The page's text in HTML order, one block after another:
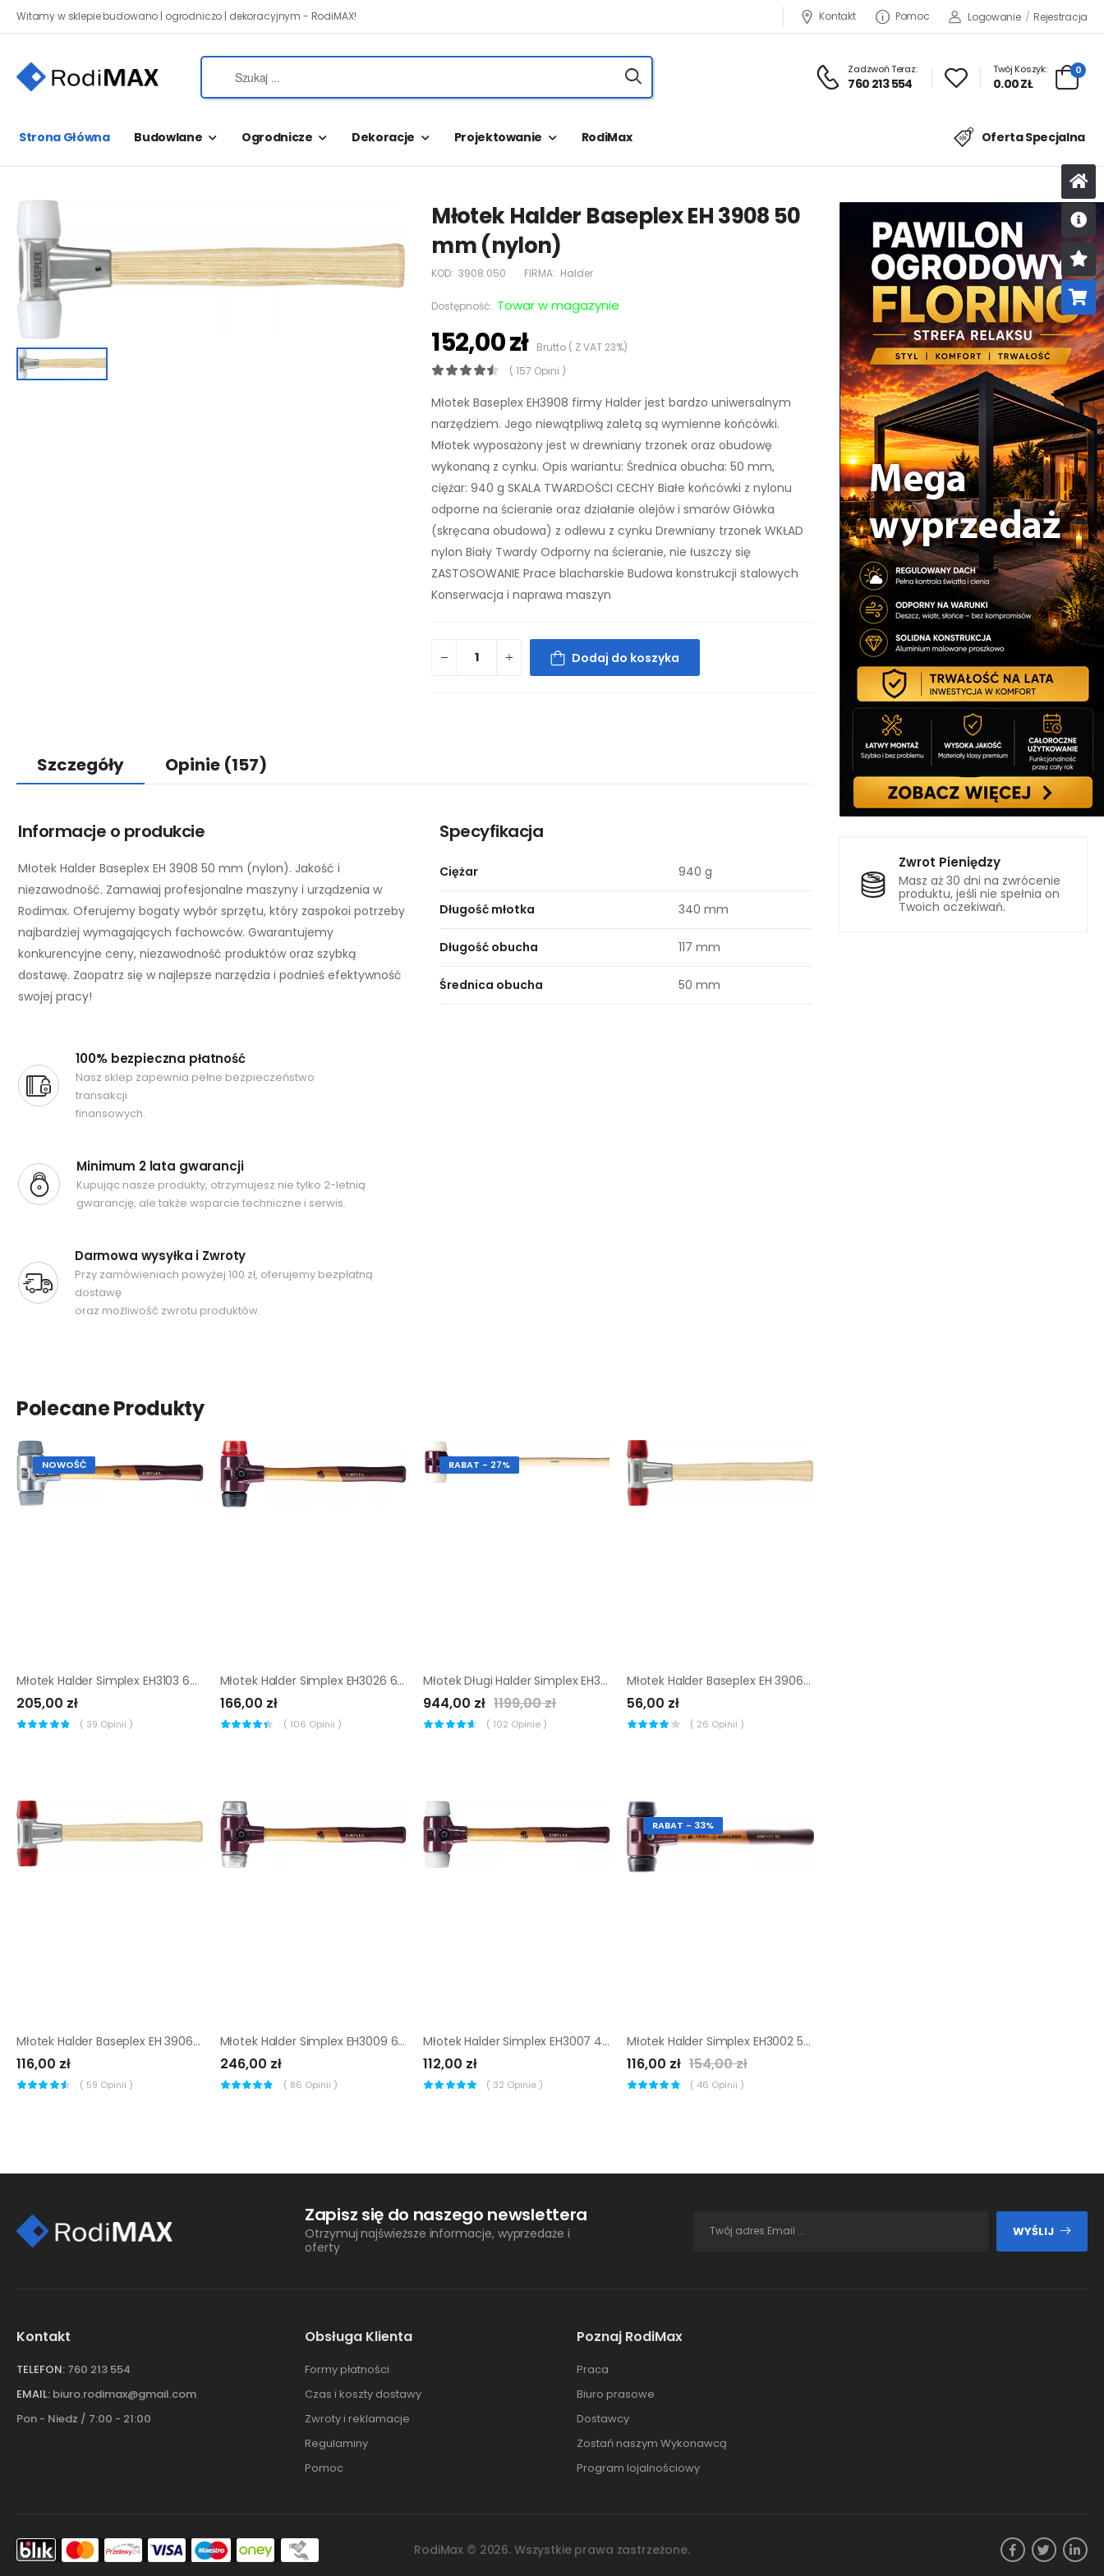
Witamy w sklepie budowano | ogrodniczo | dekoracyjnym - RodiMAX! Kontakt Pomoc Logowanie / Rejestracja
Zadzwoń Teraz:
760 213 554
Twój Koszyk:
0.00 ZŁ
0
Strona Główna Budowlane Ogrodnicze Dekoracje Projektowanie RodiMax Oferta Specjalna
Zwrot Pieniędzy
Masz aż 30 dni na zwrócenie
produktu, jeśli nie spełnia on
Twoich oczekiwań.
Młotek Halder Baseplex EH 3908 50
mm (nylon)
KOD: 3908.050 FIRMA: Halder
Dostępność: Towar w magazynie
152,00 złBrutto ( Z VAT 23%)
( 157 Opini )
Młotek Baseplex EH3908 firmy Halder jest bardzo uniwersalnym
narzędziem. Jego niewątpliwą zaletą są wymienne końcówki.
Młotek wyposażony jest w drewniany trzonek oraz obudowę
wykonaną z cynku. Opis wariantu: Średnica obucha: 50 mm,
ciężar: 940 g SKALA TWARDOŚCI CECHY Białe końcówki z nylonu
odporne na ścieranie oraz działanie olejów i smarów Główka
(skręcana obudowa) z odlewu z cynku Drewniany trzonek WKŁAD
nylon Biały Twardy Odporny na ścieranie, nie łuszczy się
ZASTOSOWANIE Prace blacharskie Budowa konstrukcji stalowych
Konserwacja i naprawa maszyn
Dodaj do koszyka
Szczegóły Opinie (157)
Informacje o produkcie
Młotek Halder Baseplex EH 3908 50 mm (nylon). Jakość i
niezawodność. Zamawiaj profesjonalne maszyny i urządzenia w
Rodimax. Oferujemy bogaty wybór sprzętu, który zaspokoi potrzeby
najbardziej wymagających fachowców. Gwarantujemy
konkurencyjne ceny, niezawodność produktów oraz szybką
dostawę. Zaopatrz się w najlepsze narzędzia i podnieś efektywność
swojej pracy!
100% bezpieczna płatność
Nasz sklep zapewnia pełne bezpieczeństwo
transakcji
finansowych.
Minimum 2 lata gwarancji
Kupując nasze produkty, otrzymujesz nie tylko 2-letnią
gwarancję, ale także wsparcie techniczne i serwis.
Darmowa wysyłka i Zwroty
Przy zamówieniach powyżej 100 zł, oferujemy bezpłatną
dostawę
oraz możliwość zwrotu produktów.
Specyfikacja
Ciężar 940 g
Długość młotka 340 mm
Długość obucha 117 mm
Średnica obucha 50 mm
Polecane Produkty
NOWOŚĆ
Młotek Halder Simplex EH3103 60 mm średnio-twardy elastomer
205,00 zł
( 39 Opinii )
Młotek Halder Simplex EH3026 60 mm (plastik + gumy)
166,00 zł
( 106 Opinii )
RABAT - 27%
Młotek Długi Halder Simplex EH3007 125 mm (superplastik)
944,00 zł 1199,00 zł
( 102 Opinie )
Młotek Halder Baseplex EH 3906 30 mm (końcówki polimerowe)
56,00 zł
( 26 Opinii )
Młotek Halder Baseplex EH 3906 50 mm (końcówki polimerowe)
116,00 zł
( 59 Opinii )
Młotek Halder Simplex EH3009 60 mm (aluminium)
246,00 zł
( 86 Opinii )
Młotek Halder Simplex EH3007 40 mm (super plastik)
112,00 zł
( 32 Opinie )
RABAT - 33%
Młotek Halder Simplex EH3002 50 mm (średnio-twarda guma)
116,00 zł 154,00 zł
( 46 Opinii )
Zapisz się do naszego newslettera
Otrzymuj najświeższe informacje, wyprzedaże i
oferty
WYŚLIJ
Kontakt
TELEFON: 760 213 554
EMAIL: biuro.rodimax@gmail.com
Pon - Niedz / 7:00 - 21:00
Obsługa Klienta
Formy płatności
Czas i koszty dostawy
Zwroty i reklamacje
Regulaminy
Pomoc
Poznaj RodiMax
Praca
Biuro prasowe
Dostawcy
Zostań naszym Wykonawcą
Program lojalnościowy
RodiMax © 2026. Wszystkie prawa zastrzeżone.